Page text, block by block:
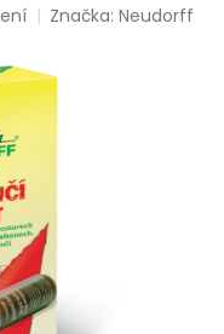
Značka:Neudorff